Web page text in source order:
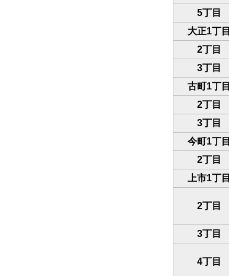
5丁目
大正1丁目
2丁目
3丁目
古町1丁目
2丁目
3丁目
今町1丁目
2丁目
上市1丁目
2丁目
3丁目
4丁目